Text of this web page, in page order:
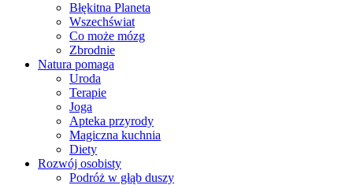
Błękitna Planeta
Wszechświat
Co może mózg
Zbrodnie
Natura pomaga
Uroda
Terapie
Joga
Apteka przyrody
Magiczna kuchnia
Diety
Rozwój osobisty
Podróż w głąb duszy